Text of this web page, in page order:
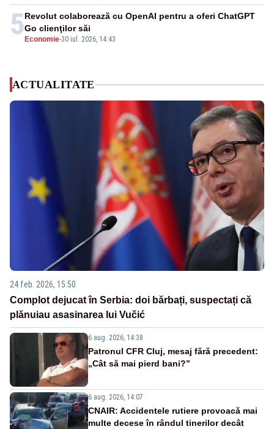
5 Economie-30 iul. 2026, 14:43
Revolut colaborează cu OpenAI pentru a oferi ChatGPT
Go clienţilor săi
ACTUALITATE
24 feb. 2026, 15:50
Complot dejucat în Serbia: doi bărbați, suspectați că
plănuiau asasinarea lui Vučić
6 aug. 2026, 14:38
Patronul CFR Cluj, mesaj fără precedent:
„Cât să mai pierd bani?”
6 aug. 2026, 14:07
CNAIR: Accidentele rutiere provoacă mai
multe decese în rândul tinerilor decât